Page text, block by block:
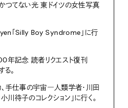
つてない光 東ドイツの女性写真
「Silly Boy Syndrome」に行
年記念 読者リクエスト復刊
る。
、手仕事の宇宙―人類学者・川田
川待子のコレクション」に行く。